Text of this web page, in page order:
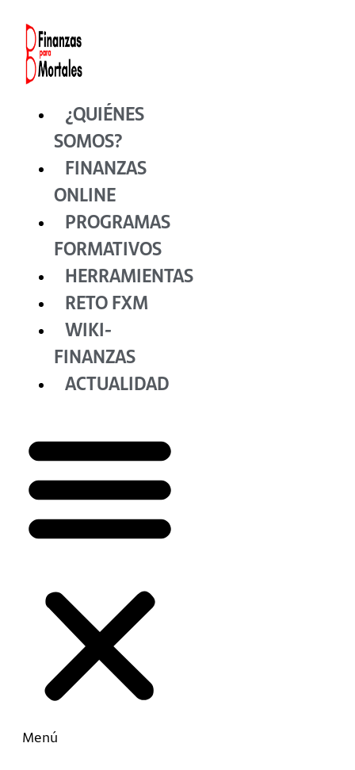
contenido
¿QUIÉNES
SOMOS?
FINANZAS
ONLINE
PROGRAMAS
FORMATIVOS
HERRAMIENTAS
RETO FXM
WIKI-
FINANZAS
ACTUALIDAD
Menú